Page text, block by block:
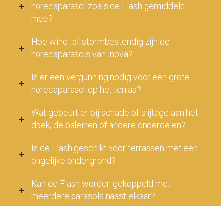
horecaparasol zoals de Flash gemiddeld
mee?
Hoe wind- of stormbestendig zijn de
horecaparasols van Inova?
Is er een vergunning nodig voor een grote
horecaparasol op het terras?
Wat gebeurt er bij schade of slijtage aan het
doek, de baleinen of andere onderdelen?
Is de Flash geschikt voor terrassen met een
ongelijke ondergrond?
Kan de Flash worden gekoppeld met
meerdere parasols naast elkaar?